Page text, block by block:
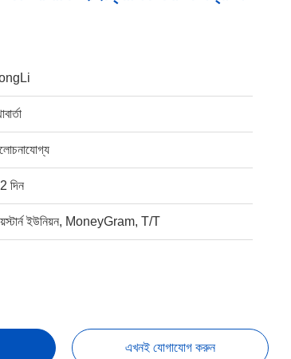
দিন
ইউনিয়ন, MoneyGram, T/T
এখনই যোগাযোগ করুন